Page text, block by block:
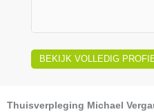
BEKIJK VOLLEDIG
Thuisverpleging Michael